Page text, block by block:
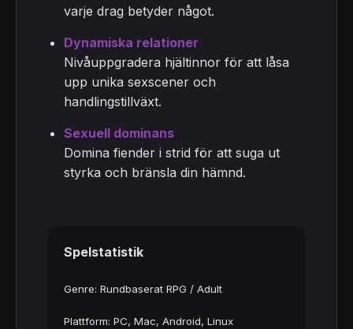
varje drag betyder något.
Dynamiska relationer
Nivåuppgradera hjältinnor för att låsa
upp unika sexscener och
handlingstillväxt.
Sexuell dominans
Domina fiender i strid för att suga ut
styrka och bränsla din hämnd.
Spelstatistik
Genre: Rundbaserat RPG / Adult
Plattform: PC, Mac, Android, Linux